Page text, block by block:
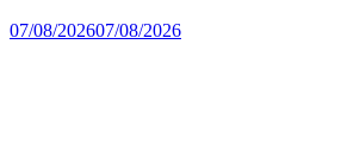
07/08/202607/08/2026